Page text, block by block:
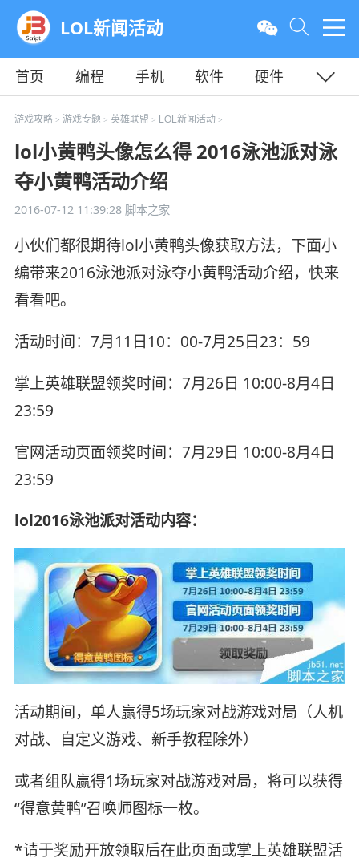
LOL新闻活动
首页 编程 手机 软件
硬件
教程
平面 服务器
游戏攻略> 游戏专题 > 英雄联盟 > LOL新闻活动 >
lol小黄鸭头像怎么得 2016泳池派对泳
夺小黄鸭活动介绍
2016-07-12 11:39:28脚本之家
小伙们都很期待lol小黄鸭头像获取方法，下面小
编带来2016泳池派对泳夺小黄鸭活动介绍，快来
看看吧。
活动时间：7月11日10：00-7月25日23：59
掌上英雄联盟领奖时间：7月26日 10:00-8月4日
23:59
官网活动页面领奖时间：7月29日 10:00-8月4日
23:59
lol2016泳池派对活动内容：
活动期间，单人赢得5场玩家对战游戏对局（人机
对战、自定义游戏、新手教程除外）
或者组队赢得1场玩家对战游戏对局，将可以获得
“得意黄鸭”召唤师图标一枚。
*请于奖励开放领取后在此页面或掌上英雄联盟活